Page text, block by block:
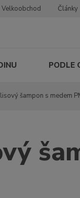
Velkoobchod Články
PODLE
šampon s medem